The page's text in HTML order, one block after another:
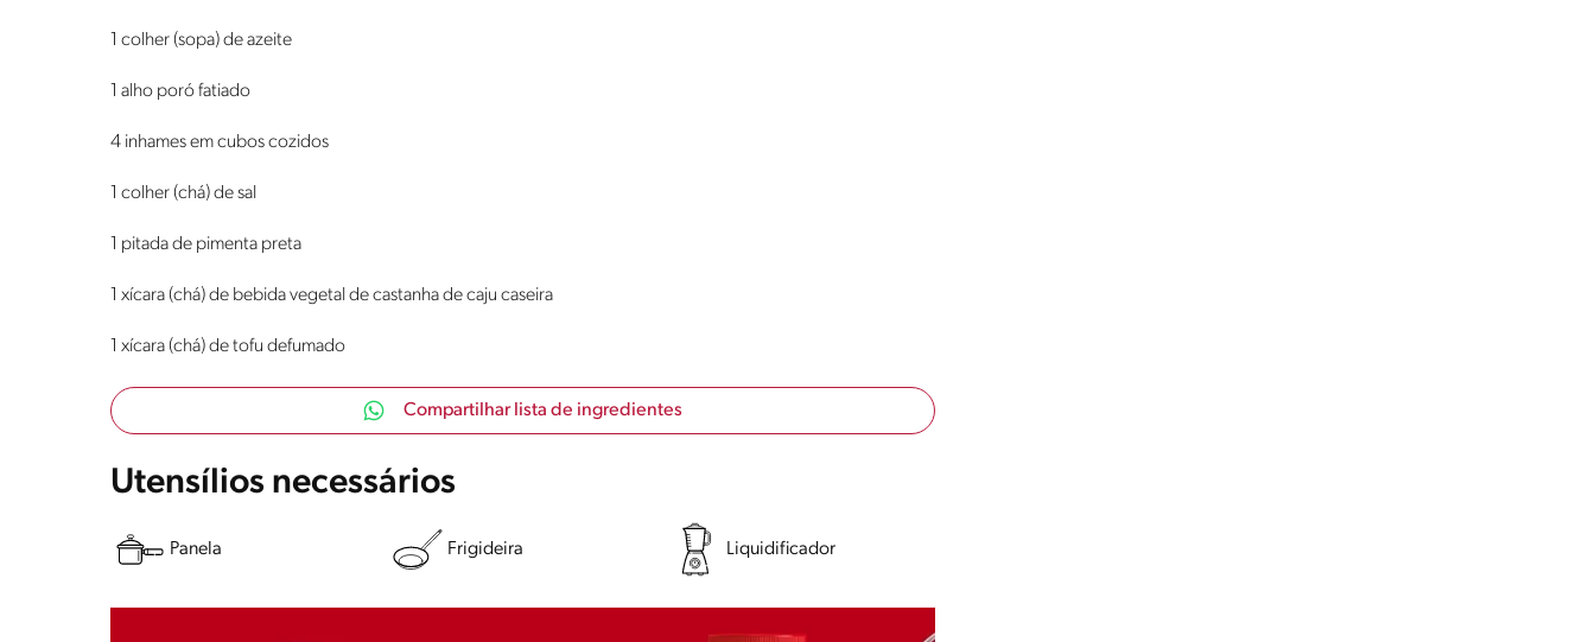
1 colher (sopa) de azeite
1 alho poró fatiado
4 inhames em cubos cozidos
1 colher (chá) de sal
1 pitada de pimenta preta
1 xícara (chá) de bebida vegetal de castanha de caju caseira
1 xícara (chá) de tofu defumado
Compartilhar lista de ingredientes
Utensílios necessários
Panela Frigideira Liquidificador